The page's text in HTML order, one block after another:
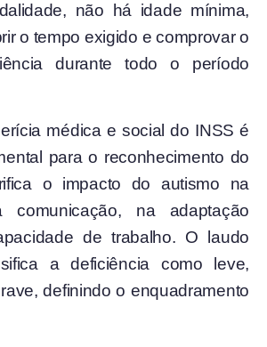
não há idade mínima,
o tempo exigido e comprovar o
durante todo o período
médica e social do INSS é
para o reconhecimento do
o impacto do autismo na
comunicação, na adaptação
de trabalho. O laudo
a deficiência como leve,
definindo o enquadramento